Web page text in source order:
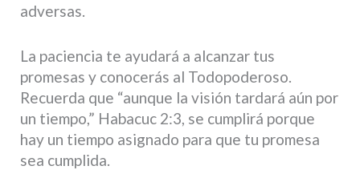
adversas.
La paciencia te ayudará a alcanzar tus
promesas y conocerás al Todopoderoso.
Recuerda que “aunque la visión tardará aún por
un tiempo,” Habacuc 2:3, se cumplirá porque
hay un tiempo asignado para que tu promesa
sea cumplida.